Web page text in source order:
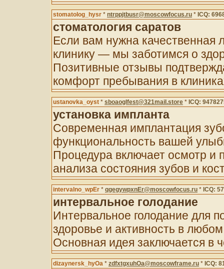
stomatolog_hysr * ntrppjtbusr@moscowfocus.ru * ICQ:
стоматология саратов
Если вам нужна качественная
клинику — мы заботимся о
Позитивные отзывы
комфорт пребывания в
ustanovka_oyst * sboaoglfest@321mail.store * ICQ:
установка импланта
Современная имплантация
функциональность вашей
Процедура включает осмотр и
анализа состояния зубов и
intervalno_wpEr * qgegywpxnEr@moscowfocus.ru * ICQ:
интервальное голодание
Интервальное голодание для
здоровье и активность в
Основная идея заключается в
dizaynersk_hyOa * zdfxtgxuhOa@moscowframe.ru * ICQ: